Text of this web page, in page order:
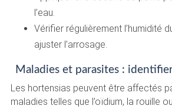
l’eau.
Vérifier régulièrement l’humidité
ajuster l’arrosage.
Maladies et parasites :
Les hortensias peuvent être affectés
maladies telles que l’oïdium, la rouille